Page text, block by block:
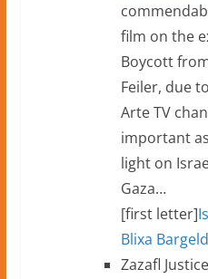
film on the
Boycott
Feiler, due
Arte TV
important
light on
Gaza…
[first letter]
Blixa
Zazafl